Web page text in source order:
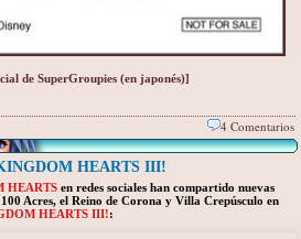
de SuperGroupies (en japonés)]
4 Comentarios
HEARTS III!
HEARTS en redes sociales han compartido nuevas
Acres, el Reino de Corona y Villa Crepúsculo en
HEARTS III!: